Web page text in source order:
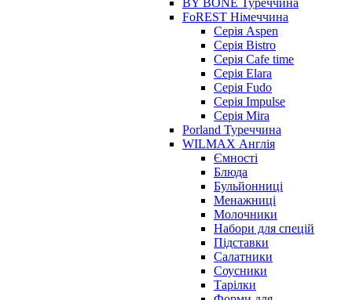
FoREST Німеччина
Серія Aspen
Серія Bistro
Серія Cafe time
Серія Elara
Серія Fudo
Серія Impulse
Серія Mira
Porland Туреччина
WILMAX Англія
Ємності
Блюда
Бульйонниці
Менажниці
Молочники
Набори для спецій
Підставки
Салатники
Соусники
Тарілки